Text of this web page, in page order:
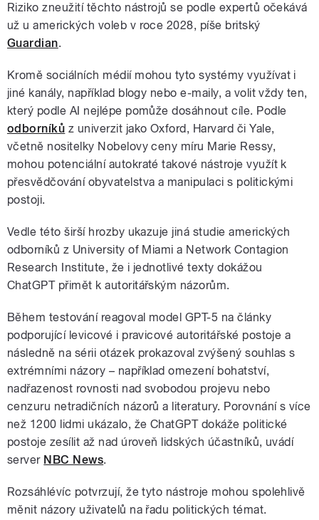
Riziko zneužití těchto nástrojů se podle expertů očekává
už u amerických voleb v roce 2028, píše britský
Guardian.
Kromě sociálních médií mohou tyto systémy využívat i
jiné kanály, například blogy nebo e-maily, a volit vždy ten,
který podle AI nejlépe pomůže dosáhnout cíle. Podle
odborníků z univerzit jako Oxford, Harvard či Yale,
včetně nositelky Nobelovy ceny míru Marie Ressy,
mohou potenciální autokraté takové nástroje využít k
přesvědčování obyvatelstva a manipulaci s politickými
postoji.
Vedle této širší hrozby ukazuje jiná studie amerických
odborníků z University of Miami a Network Contagion
Research Institute, že i jednotlivé texty dokážou
ChatGPT přimět k autoritářským názorům.
Během testování reagoval model GPT-5 na články
podporující levicové i pravicové autoritářské postoje a
následně na sérii otázek prokazoval zvýšený souhlas s
extrémními názory – například omezení bohatství,
nadřazenost rovnosti nad svobodou projevu nebo
cenzuru netradičních názorů a literatury. Porovnání s více
než 1200 lidmi ukázalo, že ChatGPT dokáže politické
postoje zesílit až nad úroveň lidských účastníků, uvádí
server NBC News.
Rozsáhlévíc potvrzují, že tyto nástroje mohou spolehlivě
měnit názory uživatelů na řadu politických témat.